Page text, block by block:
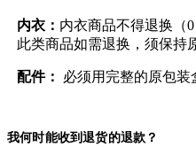
内衣： 内衣商品不得退换（
此类商品如需退换，须保持
配件： 必须用完整的原包装
我何时能收到退货的退款？